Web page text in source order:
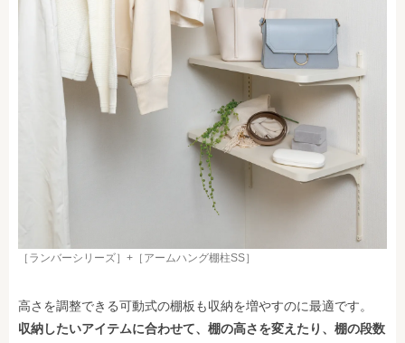
［ランバーシリーズ］+［アームハング棚柱SS］
高さを調整できる可動式の棚板も収納を増やすのに最適です。
収納したいアイテムに合わせて、棚の高さを変えたり、棚の段数